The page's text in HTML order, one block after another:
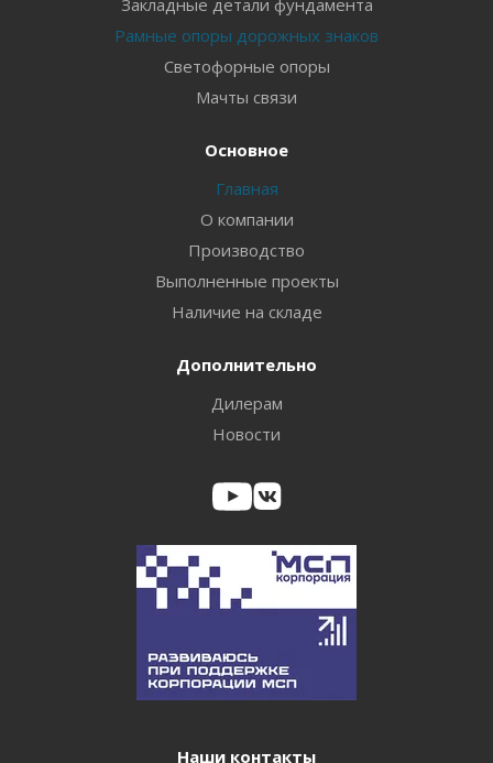
Закладные детали фундамента
Рамные опоры дорожных знаков
Светофорные опоры
Мачты связи
Основное
Главная
О компании
Производство
Выполненные проекты
Наличие на складе
Дополнительно
Дилерам
Новости
Наши контакты